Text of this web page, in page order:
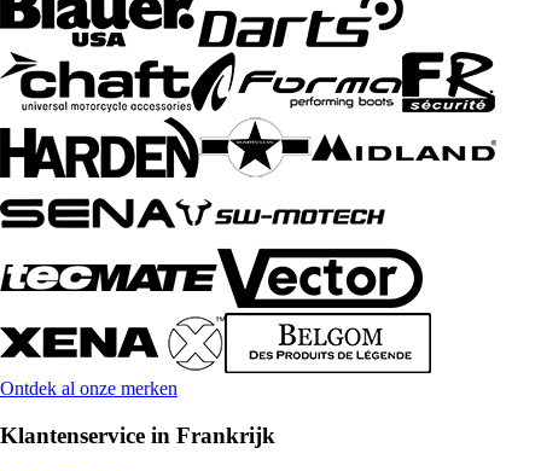
Ontdek al onze merken
Klantenservice in Frankrijk